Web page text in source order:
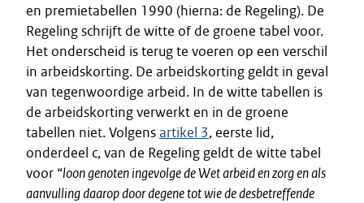
en premietabellen 1990 (hierna: de Regeling). De
Regeling schrijft de witte of de groene tabel voor.
Het onderscheid is terug te voeren op een verschil
in arbeidskorting. De arbeidskorting geldt in geval
van tegenwoordige arbeid. In de witte tabellen is
de arbeidskorting verwerkt en in de groene
tabellen niet. Volgensartikel 3, eerste lid,
onderdeel c, van de Regeling geldt de witte tabel
voor “loon genoten ingevolge de Wet arbeid en zorg en als
aanvulling daarop door degene tot wie de desbetreffende